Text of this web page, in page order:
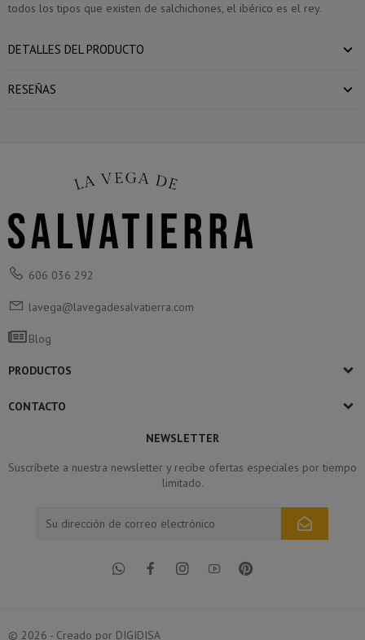
todos los tipos que existen de salchichones, el ibérico es el rey.
DETALLES DEL PRODUCTO
RESEÑAS
606 036 292
lavega@lavegadesalvatierra.com
Blog
PRODUCTOS
CONTACTO
NEWSLETTER
Suscríbete a nuestra newsletter y recibe ofertas especiales por tiempo
limitado.
© 2026 - Creado por DIGIDISA